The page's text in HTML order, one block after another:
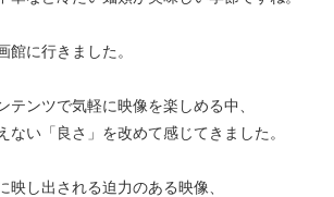
館に行きました。
テンツで気軽に映像を楽しめる中、
ない「良さ」を改めて感じてきました。
映し出される迫力のある映像、